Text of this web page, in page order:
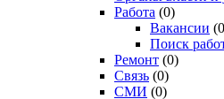
Работа (0)
Вакансии
Поиск
Ремонт (0)
Связь (0)
СМИ (0)